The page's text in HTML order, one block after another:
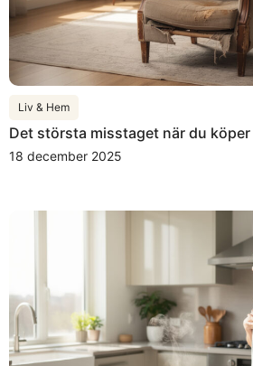
Liv & Hem
Det största misstaget när du
18 december 2025